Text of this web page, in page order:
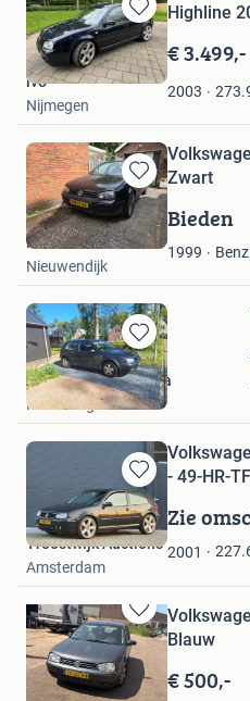
Bewaren
in
Mijn
Favorieten
Highline
€ 3.499,-
2003
lvo
Nijmegen
Bewaren
in
Mijn
Favorieten
Zwart
Bieden
1999
Robin
Nieuwendijk
Bewaren
in
Mijn
Favorieten
Annemieke Teertstra
Minnertsga
Bewaren
in
Mijn
Favorieten
- 49-HR-TF
Zie
2001
Troostwijk Auctions
Amsterdam
Bewaren
in
Mijn
Favorieten
Blauw
€ 500,-